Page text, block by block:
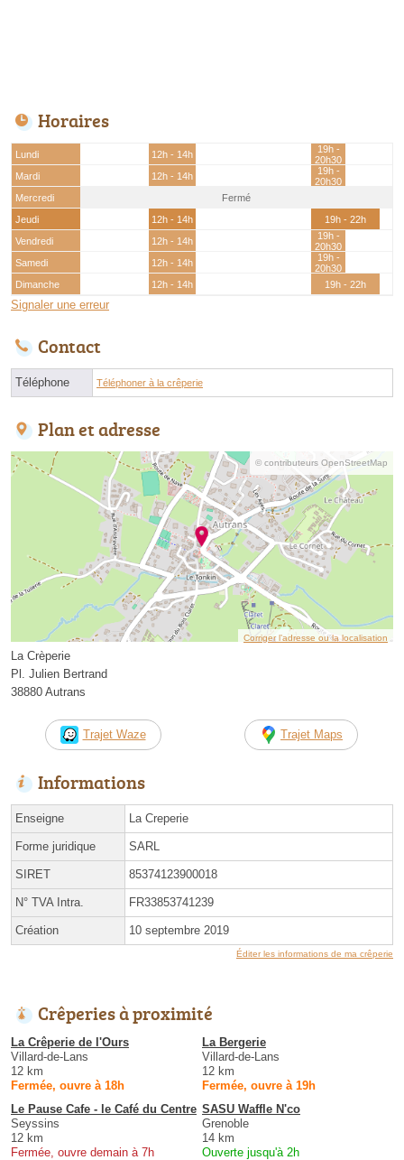
Horaires
Lundi 12h - 14h
19h -
20h30
Mardi
12h - 14h
19h -
20h30
Mercredi
Fermé
Jeudi
12h - 14h
19h - 22h
Vendredi
12h - 14h
19h -
20h30
Samedi
12h - 14h
19h -
20h30
Dimanche
12h - 14h 19h - 22h
Signaler une erreur
Contact
Téléphone Téléphoner à la crêperie
Plan et adresse
© contributeurs OpenStreetMap
Corriger l’adresse ou la localisation
La Crèperie
Pl. Julien Bertrand
38880 Autrans
Trajet Waze Trajet Maps
Informations
Enseigne La Creperie
Forme juridique SARL
SIRET 85374123900018
N° TVA Intra. FR33853741239
Création 10 septembre 2019
Éditer les informations de ma crêperie
Crêperies à proximité
La Crêperie de l'Ours
Villard-de-Lans
12 km
Fermée, ouvre à 18h
La Bergerie
Villard-de-Lans
12 km
Fermée, ouvre à 19h
Le Pause Cafe - le Café du Centre
Seyssins
12 km
Fermée, ouvre demain à 7h
SASU Waffle N'co
Grenoble
14 km
Ouverte jusqu'à 2h